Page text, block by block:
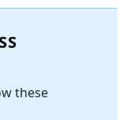
these